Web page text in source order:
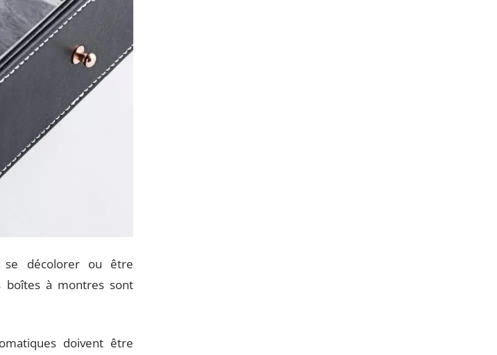
décolorer ou être
boîtes à montres sont
doivent être